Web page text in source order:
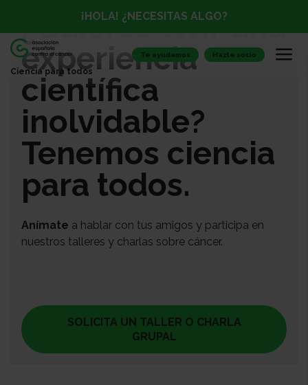
¡HOLA! ¿NECESITAS ALGO?
Ciencia para todos
Te ayudamos Hazte socio
¿Quieres vivir una
experiencia
científica
inolvidable?
Tenemos ciencia
para todos.
Anímate a hablar con tus amigos y participa en
nuestros talleres y charlas sobre cáncer.
SOLICITA UN TALLER O CHARLA
GRUPAL